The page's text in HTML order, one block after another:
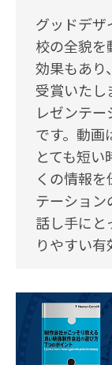
グッドデザ
校の全貌を
効果もあり
受賞いた
レゼンテ
です。動画
とても短
くの情報
テーション
話し手にと
りやすい有